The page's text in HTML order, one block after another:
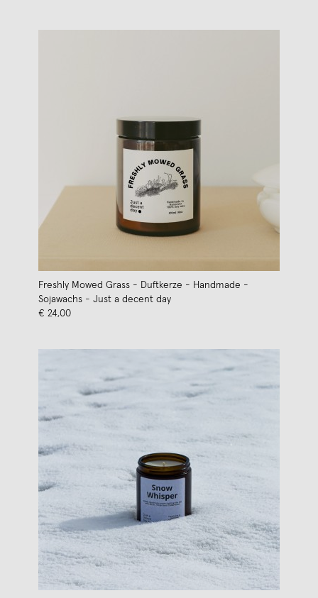
Freshly Mowed Grass - Duftkerze - Handmade -
Sojawachs - Just a decent day
€ 24,00